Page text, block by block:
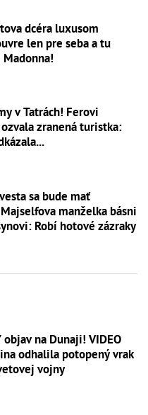
dcéra luxusom
len pre seba a tu
v Tatrách! Ferovi
zranená turistka:
sa bude mať
manželka básni
Robí hotové zázraky
objav na Dunaji! VIDEO
odhalila potopený vrak
vojny